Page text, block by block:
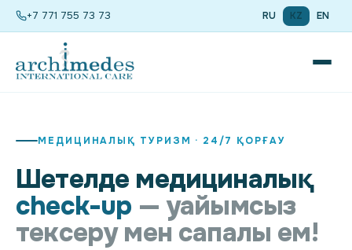
+7 771 755 73 73 RU KZ EN
МЕДИЦИНАЛЫҚ ТУРИЗМ · 24/7 ҚОРҒАУ
Шетелде медициналық
check-up — уайымсыз
тексеру мен сапалы ем!